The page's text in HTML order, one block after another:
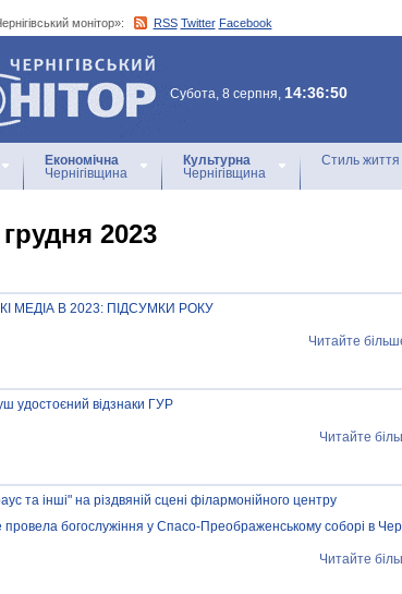
монітор»: RSS Twitter Facebook
монітор»
Субота, 8 серпня, 14:36:50
Економічна
Чернігівщина
Культурна
Чернігівщина
Стиль життя
2023
МЕДІА В 2023: ПІДСУМКИ РОКУ
Читайте
удостоєний відзнаки ГУР
Читайте
та інші" на різдвяній сцені філармонійного центру
богослужіння у Спасо-Преображенському соборі в
Читайте